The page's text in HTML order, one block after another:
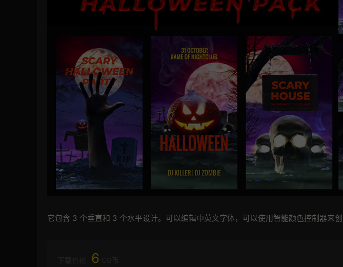
它包含 3 个垂直和 3 个水平设计。可以编辑中英文字体，可以使用智能颜色控制器来创
6